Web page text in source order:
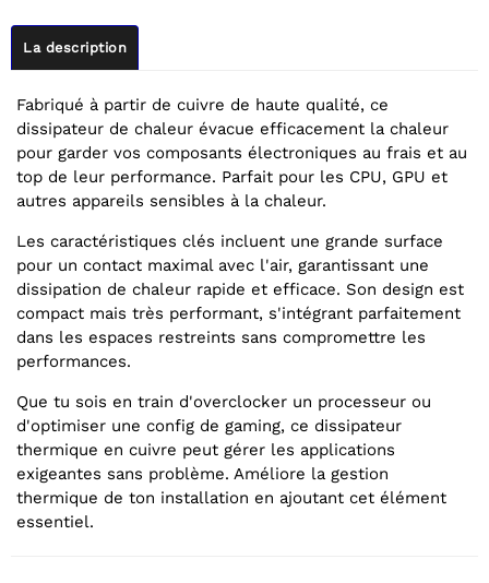
La description
Fabriqué à partir de cuivre de haute qualité, ce
dissipateur de chaleur évacue efficacement la chaleur
pour garder vos composants électroniques au frais et au
top de leur performance. Parfait pour les CPU, GPU et
autres appareils sensibles à la chaleur.
Les caractéristiques clés incluent une grande surface
pour un contact maximal avec l'air, garantissant une
dissipation de chaleur rapide et efficace. Son design est
compact mais très performant, s'intégrant parfaitement
dans les espaces restreints sans compromettre les
performances.
Que tu sois en train d'overclocker un processeur ou
d'optimiser une config de gaming, ce dissipateur
thermique en cuivre peut gérer les applications
exigeantes sans problème. Améliore la gestion
thermique de ton installation en ajoutant cet élément
essentiel.